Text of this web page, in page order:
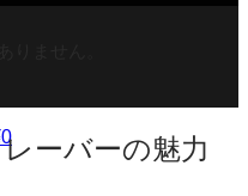
りません。
0
ーバーの魅力